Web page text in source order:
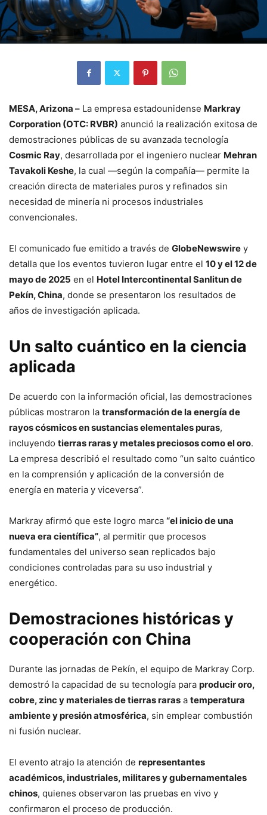
MESA, Arizona – La empresa estadounidense Markray
Corporation (OTC: RVBR) anunció la realización exitosa de
demostraciones públicas de su avanzada tecnología
Cosmic Ray, desarrollada por el ingeniero nuclear Mehran
Tavakoli Keshe, la cual —según la compañía— permite la
creación directa de materiales puros y refinados sin
necesidad de minería ni procesos industriales
convencionales.
El comunicado fue emitido a través de GlobeNewswire y
detalla que los eventos tuvieron lugar entre el 10 y el 12 de
mayo de 2025 en el Hotel Intercontinental Sanlitun de
Pekín, China, donde se presentaron los resultados de
años de investigación aplicada.
Un salto cuántico en la ciencia
aplicada
De acuerdo con la información oficial, las demostraciones
públicas mostraron la transformación de la energía de
rayos cósmicos en sustancias elementales puras,
incluyendo tierras raras y metales preciosos como el oro.
La empresa describió el resultado como “un salto cuántico
en la comprensión y aplicación de la conversión de
energía en materia y viceversa”.
Markray afirmó que este logro marca “el inicio de una
nueva era científica”, al permitir que procesos
fundamentales del universo sean replicados bajo
condiciones controladas para su uso industrial y
energético.
Demostraciones históricas y
cooperación con China
Durante las jornadas de Pekín, el equipo de Markray Corp.
demostró la capacidad de su tecnología para producir oro,
cobre, zinc y materiales de tierras raras a temperatura
ambiente y presión atmosférica, sin emplear combustión
ni fusión nuclear.
El evento atrajo la atención de representantes
académicos, industriales, militares y gubernamentales
chinos, quienes observaron las pruebas en vivo y
confirmaron el proceso de producción.